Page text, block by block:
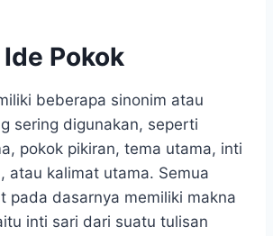
Pokok
beberapa sinonim atau
sering digunakan, seperti
pokok pikiran, tema utama, inti
atau kalimat utama. Semua
pada dasarnya memiliki makna
inti sari dari suatu tulisan